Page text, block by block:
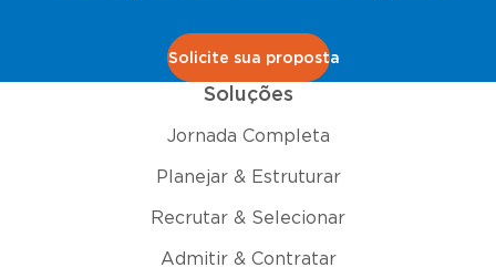
Solicite sua proposta
Soluções
Jornada Completa
Planejar & Estruturar
Recrutar & Selecionar
Admitir & Contratar